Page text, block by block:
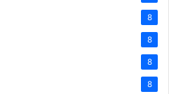
8
8
8
8